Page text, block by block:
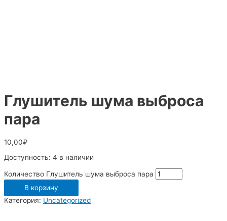
Глушитель шума выброса
пара
10,00₽
Доступность: 4 в наличии
Количество Глушитель шума выброса пара
В корзину
Категория: Uncategorized